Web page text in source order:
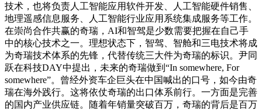
技术，也将负责人工智能应用软件开发、人工智能硬件销售、
地理遥感信息服务、人工智能行业应用系统集成服务等工作。
在崇尚合作共赢的奇瑞，AI和智驾是少数需要把握在自己手
中的核心技术之一。理想状态下，智驾、智舱和三电技术将成
为奇瑞技术体系的先锋，代替传统三大件为奇瑞的标识。尹同
跃在科技DAY中提出，未来的奇瑞做到“In somewhere, For
somewhere”。曾经外资车企巨头在中国喊出的口号，如今由奇
瑞在海外践行。这将依仗奇瑞的出口体系前行。一方面是完善
的国内产业供应链。随着年销量突破百万，奇瑞的背后是百万